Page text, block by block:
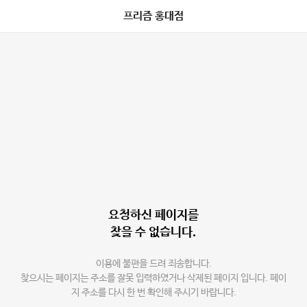
프리즘 홍대점
요청하신 페이지를
찾을 수 없습니다.
이용에 불편을 드려 죄송합니다.
찾으시는 페이지는 주소를 잘못 입력하였거나 삭제된 페이지 입니다. 페이
지 주소를 다시 한 번 확인해 주시기 바랍니다.